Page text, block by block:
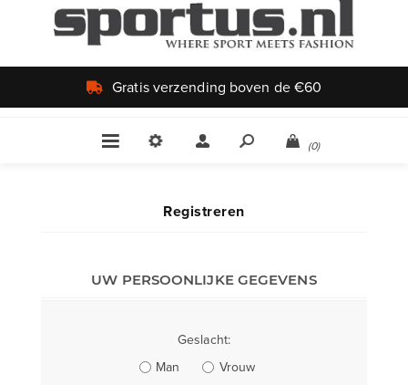
Gratis verzending boven de €60
(0)
Registreren
UW PERSOONLIJKE GEGEVENS
Geslacht:
Man
Vrouw